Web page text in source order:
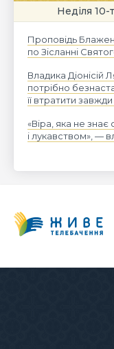
Неділя 10-
Проповідь
по Зісланні
Владика Діонісій
потрібно
її втратити
«Віра, яка не
і лукавством», —